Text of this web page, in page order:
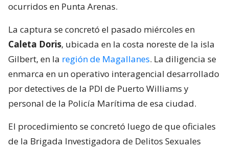
ocurridos en Punta Arenas.
La captura se concretó el pasado miércoles en
Caleta Doris, ubicada en la costa noreste de la isla
Gilbert, en la región de Magallanes. La diligencia se
enmarca en un operativo interagencial desarrollado
por detectives de la PDI de Puerto Williams y
personal de la Policía Marítima de esa ciudad.
El procedimiento se concretó luego de que oficiales
de la Brigada Investigadora de Delitos Sexuales